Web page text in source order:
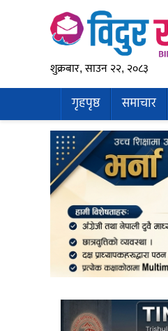
शुक्रबार, साउन २२, २०८३
गृहपृष्ठ समाचार